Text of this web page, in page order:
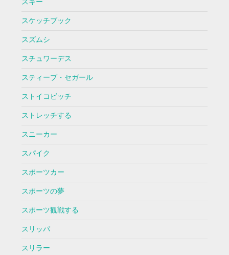
スキー
スケッチブック
スズムシ
スチュワーデス
スティーブ・セガール
ストイコビッチ
ストレッチする
スニーカー
スパイク
スポーツカー
スポーツの夢
スポーツ観戦する
スリッパ
スリラー